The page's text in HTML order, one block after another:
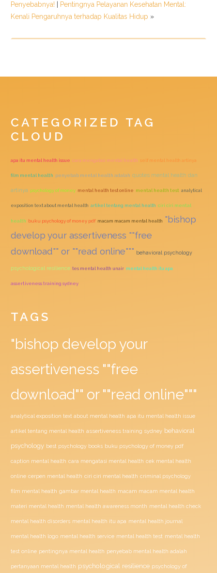
Penyebabnya!
Pentingnya Pelayanan Kesehatan Mental:
Kenali Pengaruhnya terhadap Kualitas Hidup »
CATEGORIZED TAG
CLOUD
apa itu mental health issue cara mengatasi mental health self mental health artinya
film mental health penyebab mental health adalah quotes mental health dan
artinya psychology of money mental health test online mental health test analytical
exposition text about mental health artikel tentang mental health ciri ciri mental
health buku psychology of money pdf macam macam mental health "bishop
develop your assertiveness ""free
download"" or ""read online""" behavioral psychology
psychological resilience tes mental health unair mental health itu apa
assertiveness training sydney
TAGS
"bishop develop your
assertiveness ""free
download"" or ""read online"""
analytical exposition text about mental health apa itu mental health issue
artikel tentang mental health assertiveness training sydney behavioral
psychology best psychology books buku psychology of money pdf
caption mental health cara mengatasi mental health cek mental health
online cerpen mental health ciri ciri mental health criminal psychology
film mental health gambar mental health macam macam mental health
materi mental health mental health awareness month mental health check
mental health disorders mental health itu apa mental health journal
mental health logo mental health service mental health test mental health
test online pentingnya mental health penyebab mental health adalah
pertanyaan mental health psychological resilience psychology of